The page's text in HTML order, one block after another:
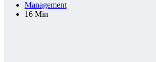
Management
16 Min